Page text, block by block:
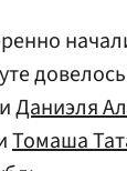
Даниэля
Томаша